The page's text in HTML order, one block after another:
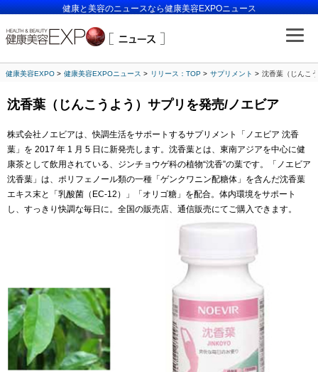
健康と美容のニュースなら健康美容EXPOニュース
健康美容EXPO 健康美容EXPOニュース リリース：TOP サプリメント 沈香葉（じんこ
沈香葉（じんこうよう）サプリを発売/ノエビア
株式会社ノエビアは、快調生活をサポートするサプリメント「ノエビア 沈香
葉」を 2017 年 1 月 5 日に新発売します。沈香葉とは、東南アジアを中心に健
康茶として飲用されている、ジンチョウゲ科の植物“沈香”の葉です。「ノエビア
沈香葉」は、ポリフェノール類の一種「ゲンクワニン配糖体」を含んだ沈香葉
エキス末と「乳酸菌（EC-12）」「オリゴ糖」を配合。体内環境をサポート
し、すっきり快調な毎日に。全国の販売店、通信販売にてご購入できます。